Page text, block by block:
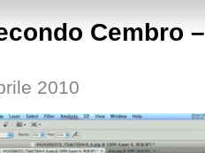
Cembro
2010